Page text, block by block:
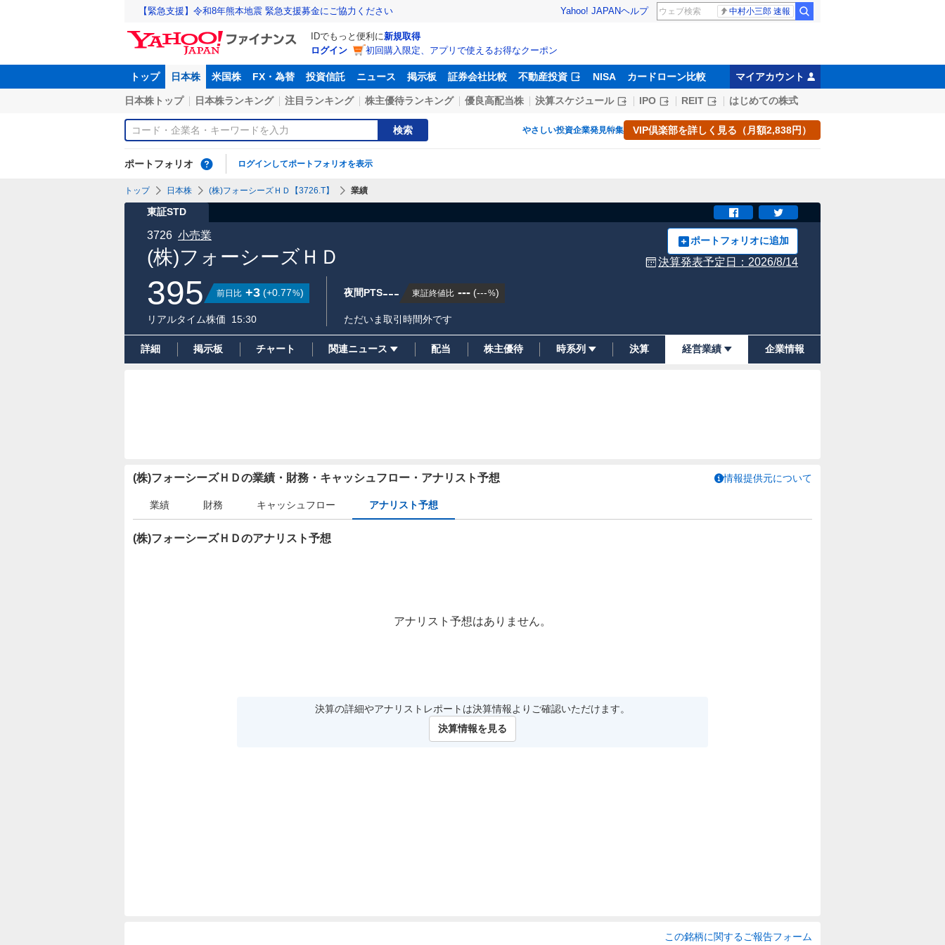
【緊急支援】令和8年熊本地震 緊急支援募金にご協力ください Yahoo! JAPANヘルプ 中村小三郎 速報
IDでもっと便利に新規取得
ログイン
初回購入限定、アプリで使えるお得なクーポン
トップ 日本株 米国株 FX・為替 投資信託 ニュース 掲示板 証券会社比較 不動産投資 NISA カードローン比較 マイアカウント
日本株トップ 日本株ランキング 注目ランキング 株主優待ランキング 優良高配当株 決算スケジュール IPO REIT はじめての株式
検索 やさしい投資企業発見特集 VIP倶楽部を詳しく見る（月額2,838円）
ポートフォリオ ログインしてポートフォリオを表示
トップ 日本株 (株)フォーシーズＨＤ【3726.T】 業績
東証STD
(株)フォーシーズＨＤ
3726 小売業 ポートフォリオに追加
決算発表予定日： 2026/8/14
395 前日比 +3 (+0.77%)
リアルタイム株価 15:30
夜間PTS--- 東証終値比 --- (---%)
ただいま取引時間外です
詳細 掲示板 チャート 関連ニュース 配当 株主優待 時系列 決算 経営業績 企業情報
(株)フォーシーズＨＤの業績・財務・キャッシュフロー・アナリスト予想 情報提供元について
業績 財務 キャッシュフロー アナリスト予想
(株)フォーシーズＨＤのアナリスト予想
アナリスト予想はありません。
決算の詳細やアナリストレポートは決算情報よりご確認いただけます。
決算情報を見る
この銘柄に関するご報告フォーム